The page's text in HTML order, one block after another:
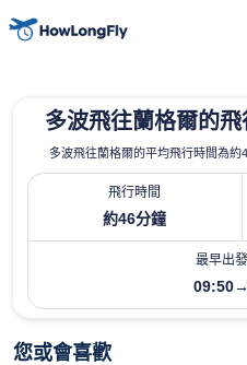
多波飛往蘭格爾的
多波飛往蘭格爾的平均飛行時間為約
飛行時間
約46分鐘
最早出
您或會喜歡